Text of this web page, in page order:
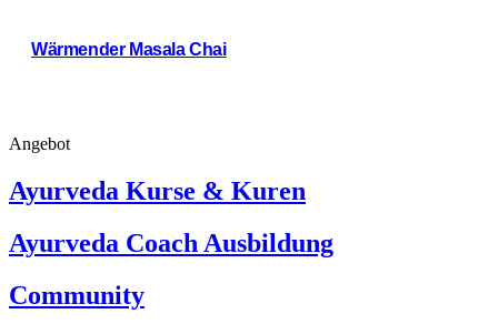
Wärmender Masala Chai
Angebot
Ayurveda Kurse & Kuren
Ayurveda Coach Ausbildung
Community